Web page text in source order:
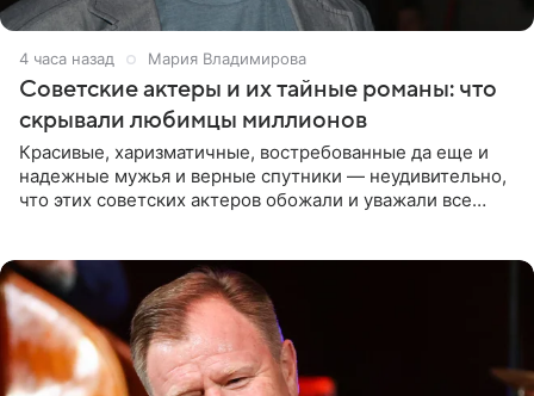
4 часа назад Мария Владимирова
Советские актеры и их тайные романы: что
скрывали любимцы миллионов
Красивые, харизматичные, востребованные да еще и
надежные мужья и верные спутники — неудивительно,
что этих советских актеров обожали и уважали все